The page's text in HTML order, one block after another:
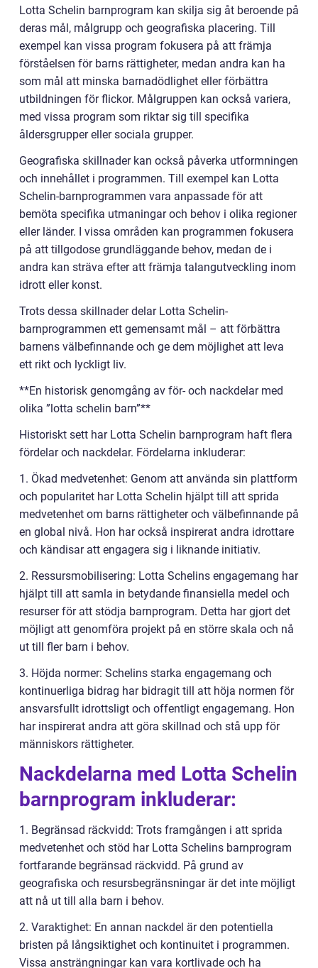
Lotta Schelin barnprogram kan skilja sig åt beroende på
deras mål, målgrupp och geografiska placering. Till
exempel kan vissa program fokusera på att främja
förståelsen för barns rättigheter, medan andra kan ha
som mål att minska barnadödlighet eller förbättra
utbildningen för flickor. Målgruppen kan också variera,
med vissa program som riktar sig till specifika
åldersgrupper eller sociala grupper.
Geografiska skillnader kan också påverka utformningen
och innehållet i programmen. Till exempel kan Lotta
Schelin-barnprogrammen vara anpassade för att
bemöta specifika utmaningar och behov i olika regioner
eller länder. I vissa områden kan programmen fokusera
på att tillgodose grundläggande behov, medan de i
andra kan sträva efter att främja talangutveckling inom
idrott eller konst.
Trots dessa skillnader delar Lotta Schelin-
barnprogrammen ett gemensamt mål – att förbättra
barnens välbefinnande och ge dem möjlighet att leva
ett rikt och lyckligt liv.
**En historisk genomgång av för- och nackdelar med
olika ”lotta schelin barn”**
Historiskt sett har Lotta Schelin barnprogram haft flera
fördelar och nackdelar. Fördelarna inkluderar:
1. Ökad medvetenhet: Genom att använda sin plattform
och popularitet har Lotta Schelin hjälpt till att sprida
medvetenhet om barns rättigheter och välbefinnande på
en global nivå. Hon har också inspirerat andra idrottare
och kändisar att engagera sig i liknande initiativ.
2. Ressursmobilisering: Lotta Schelins engagemang har
hjälpt till att samla in betydande finansiella medel och
resurser för att stödja barnprogram. Detta har gjort det
möjligt att genomföra projekt på en större skala och nå
ut till fler barn i behov.
3. Höjda normer: Schelins starka engagemang och
kontinuerliga bidrag har bidragit till att höja normen för
ansvarsfullt idrottsligt och offentligt engagemang. Hon
har inspirerat andra att göra skillnad och stå upp för
människors rättigheter.
Nackdelarna med Lotta Schelin
barnprogram inkluderar:
1. Begränsad räckvidd: Trots framgången i att sprida
medvetenhet och stöd har Lotta Schelins barnprogram
fortfarande begränsad räckvidd. På grund av
geografiska och resursbegränsningar är det inte möjligt
att nå ut till alla barn i behov.
2. Varaktighet: En annan nackdel är den potentiella
bristen på långsiktighet och kontinuitet i programmen.
Vissa ansträngningar kan vara kortlivade och ha